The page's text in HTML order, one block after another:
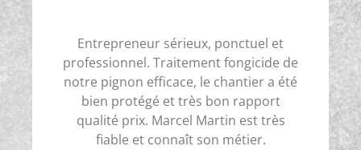
Entrepreneur sérieux, ponctuel et
professionnel. Traitement fongicide de
notre pignon efficace, le chantier a été
bien protégé et très bon rapport
qualité prix. Marcel Martin est très
fiable et connaît son métier.